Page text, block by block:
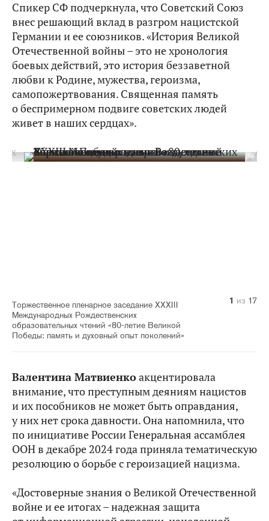
Спикер СФ подчеркнула, что Советский Союз
внес решающий вклад в разгром нацистской
Германии и ее союзников. «История Великой
Отечественной войны – это не хронология
боевых действий, это история беззаветной
любви к Родине, мужества, героизма,
самопожертвования. Священная память
о беспримерном подвиге советских людей
живет в наших сердцах».
Торжественное пленарное заседание XXХIII
Международных Рождественских
образовательных чтений «80-летие Великой
Победы: память и духовный опыт поколений»
1 из 17
2 из 17
3 из 17
4 из 17
5 из 17
6 из 17
7 из 17
8 из 17
9 из 17
10 из 17
11 из 17
12 из 17
13 из 17
14 из 17
15 из 17
16 из 17
17 из 17
Валентина Матвиенкоакцентировала
внимание, что преступным деяниям нацистов
и их пособников не может быть оправдания,
у них нет срока давности. Она напомнила, что
по инициативе России Генеральная ассамблея
ООН в декабре 2024 года приняла тематическую
резолюцию о борьбе с героизацией нацизма.
«Достоверные знания о Великой Отечественной
войне и ее итогах – надежная защита